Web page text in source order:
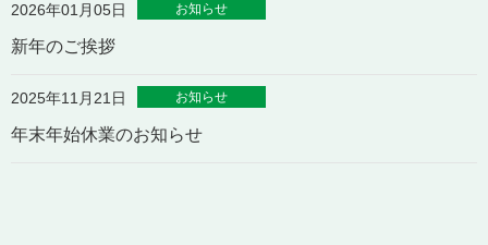
2026年01月05日 お知らせ
新年のご挨拶
2025年11月21日 お知らせ
年末年始休業のお知らせ